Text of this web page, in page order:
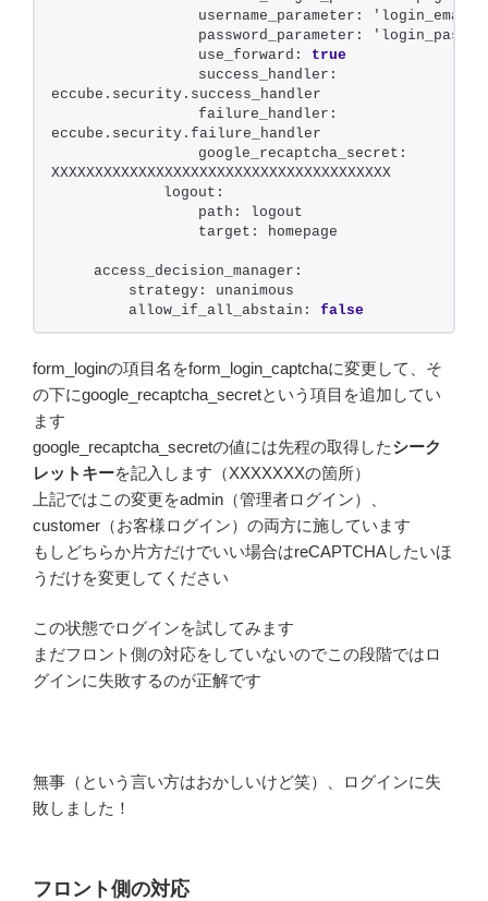
                username_parameter: 'login_email'
                password_parameter: 'login_pass'
                use_forward:
true
                success_handler:
eccube.security.success_handler
                failure_handler:
eccube.security.failure_handler
                google_recaptcha_secret:
XXXXXXXXXXXXXXXXXXXXXXXXXXXXXXXXXXXXXXX
            logout:
                path: logout
                target: homepage
    access_decision_manager:
        strategy: unanimous
        allow_if_all_abstain:
false
form_loginの項目名をform_login_captchaに変更して、そ
の下にgoogle_recaptcha_secretという項目を追加してい
ます
google_recaptcha_secretの値には先程の取得したシーク
レットキーを記入します（XXXXXXXの箇所）
上記ではこの変更をadmin（管理者ログイン）、
customer（お客様ログイン）の両方に施しています
もしどちらか片方だけでいい場合はreCAPTCHAしたいほ
うだけを変更してください
この状態でログインを試してみます
まだフロント側の対応をしていないのでこの段階ではロ
グインに失敗するのが正解です
無事（という言い方はおかしいけど笑）、ログインに失
敗しました！
フロント側の対応